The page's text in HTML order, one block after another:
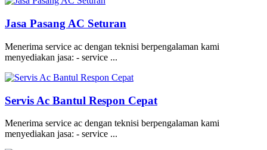
Jasa Pasang AC Seturan
Menerima service ac dengan teknisi berpengalaman kami
menyediakan jasa: - service ...
Servis Ac Bantul Respon Cepat
Menerima service ac dengan teknisi berpengalaman kami
menyediakan jasa: - service ...